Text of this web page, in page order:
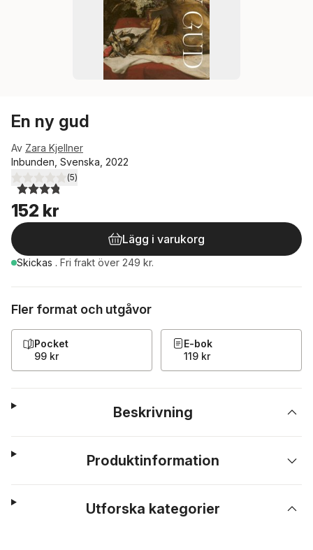
En ny gud
Av Zara Kjellner
Inbunden, Svenska, 2022
3,8utav 5 stjärnor. Totalt antal röster:
(5)
152 kr
Lägg i varukorg
Skickas . Fri frakt över 249 kr.
Fler format och utgåvor
Pocket
99 kr
E-bok
119 kr
Beskrivning
Produktinformation
Utforska kategorier